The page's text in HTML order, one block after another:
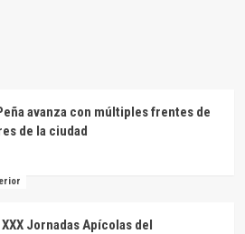
avanza con múltiples frentes de
de la ciudad
Jornadas Apícolas del